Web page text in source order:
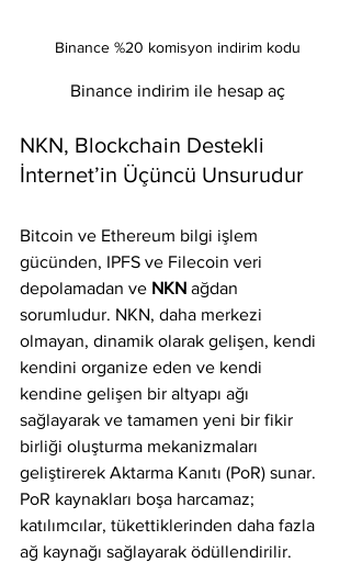
Binance %20 komisyon indirim kodu
Binance indirim ile hesap aç
NKN, Blockchain Destekli
İnternet’in Üçüncü Unsurudur
Bitcoin ve Ethereum bilgi işlem
gücünden, IPFS ve Filecoin veri
depolamadan ve NKN ağdan
sorumludur. NKN, daha merkezi
olmayan, dinamik olarak gelişen, kendi
kendini organize eden ve kendi
kendine gelişen bir altyapı ağı
sağlayarak ve tamamen yeni bir fikir
birliği oluşturma mekanizmaları
geliştirerek Aktarma Kanıtı (PoR) sunar.
PoR kaynakları boşa harcamaz;
katılımcılar, tükettiklerinden daha fazla
ağ kaynağı sağlayarak ödüllendirilir.